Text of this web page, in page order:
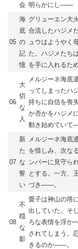
会 明らかにし――
05
海
底
の
記
憶
グリューエン大
合流したハジメ
ュウはようやく
た。ハジメたち
を手に入れるた
06
大
切
な
人
メルジーネ海底
ってしまったハ
持ちに自信を喪
か否かをハジメ
動き始めていて
07
新
た
な
誓
い
メルジーネ海底
を惜しみ、次な
ンバーに見守ら
とする。一方、
づき――。
08
不
穏
な
影
愛子は神山の塔
出していた。そ
ろな表情を浮か
されてしまう。
きるのか――。